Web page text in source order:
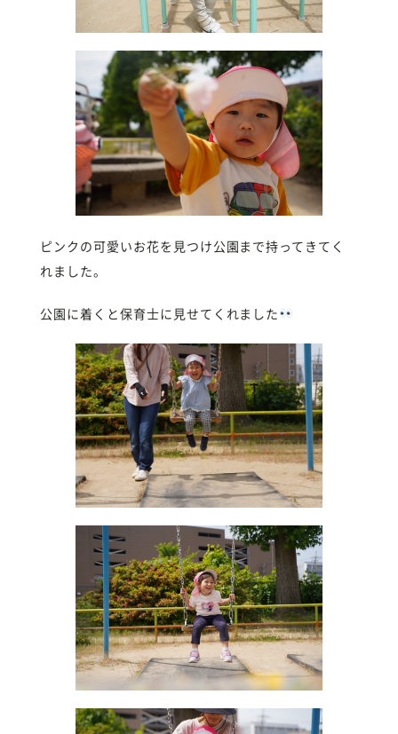
ピンクの可愛いお花を見つけ公園まで持ってきてく
れました。
公園に着くと保育士に見せてくれました